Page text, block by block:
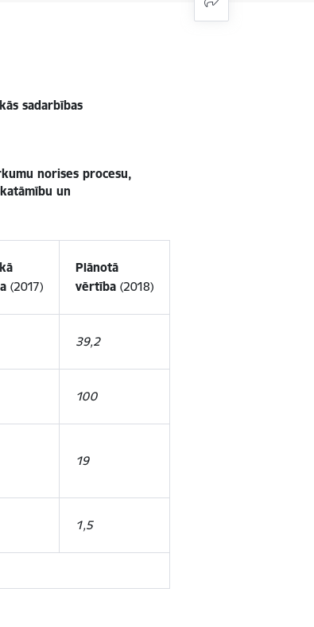
sadarbības
norises procesu,
un
(2017)
Plānotā
vērtība (2018)
39,2
100
19
1,5